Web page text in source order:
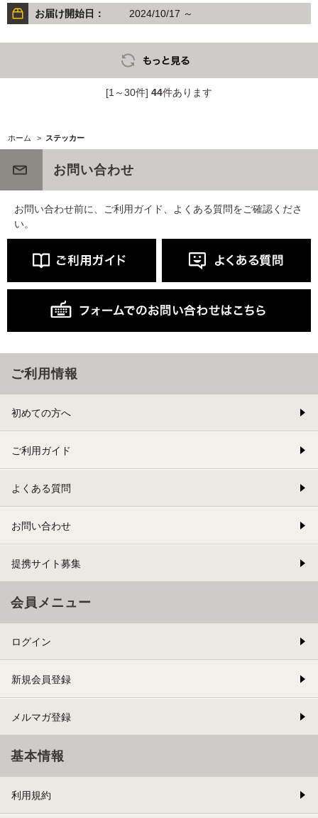
お届け開始日： 2024/10/17 ～
[1～30件] 44件あります
ホーム > ステッカー
お問い合わせ
お問い合わせ前に、ご利用ガイド、よくある質問をご確認くださ
い。
ご利用情報
初めての方へ
ご利用ガイド
よくある質問
お問い合わせ
提携サイト募集
会員メニュー
ログイン
新規会員登録
メルマガ登録
基本情報
利用規約